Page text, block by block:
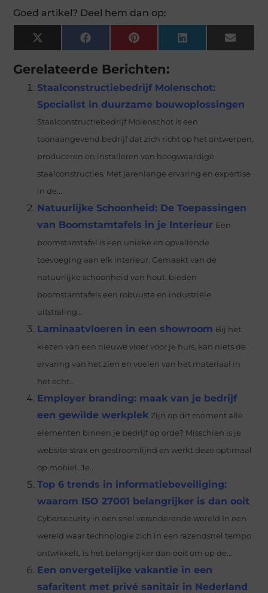
Goed artikel? Deel hem dan op:
X
(Twitter)
FacebookPinterestLinkedInEmail
Gerelateerde Berichten:
Staalconstructiebedrijf Molenschot:
Specialist in duurzame bouwoplossingen
Staalconstructiebedrijf Molenschot is een
toonaangevend bedrijf dat zich richt op het ontwerpen,
produceren en installeren van hoogwaardige
staalconstructies. Met jarenlange ervaring en expertise
in de...
Natuurlijke Schoonheid: De Toepassingen
van Boomstamtafels in je Interieur Een
boomstamtafel is een unieke en opvallende
toevoeging aan elk interieur. Gemaakt van de
natuurlijke schoonheid van hout, bieden
boomstamtafels een robuuste en industriële
uitstraling...
Laminaatvloeren in een showroom Bij het
kiezen van een nieuwe vloer voor je huis, kan niets de
ervaring van het zien en voelen van het materiaal in
het echt...
Employer branding: maak van je bedrijf
een gewilde werkplek Zijn op dit moment alle
elementen binnen je bedrijf op orde? Misschien is je
website strak en gestroomlijnd en werkt deze optimaal
op mobiel. Je...
Top 6 trends in informatiebeveiliging:
waarom ISO 27001 belangrijker is dan ooit
Cybersecurity in een snel veranderende wereld In een
wereld waar technologie zich in een razendsnel tempo
ontwikkelt, is het belangrijker dan ooit om op de...
Een onvergetelijke vakantie in een
safaritent met privé sanitair in Nederland